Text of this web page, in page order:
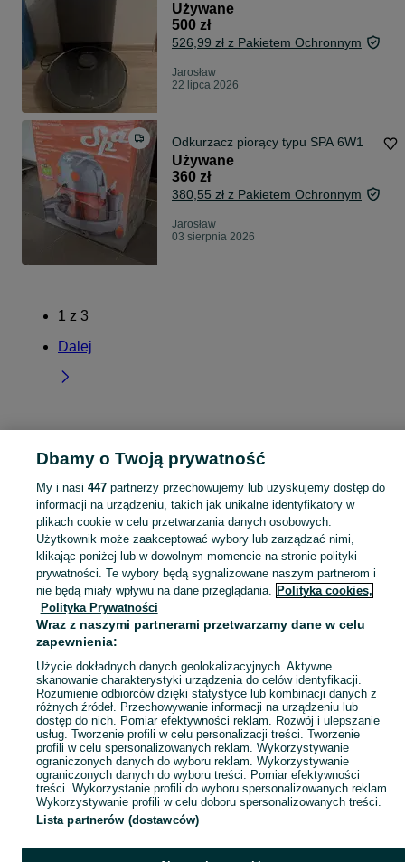
Używane
500 zł
526,99 zł z Pakietem Ochronnym
Jarosław
22 lipca 2026
Odkurzacz piorący typu SPA 6W1
Używane
360 zł
380,55 zł z Pakietem Ochronnym
Jarosław
03 sierpnia 2026
1 z 3
Dalej
Odkurzacze - Podkarpackie
Odkurzacze - Jarosław
KATEGORIA
Zobacz
Mapa kategorii
Mapa miejscowości
Mapa ministron
Popularne wyszukiwania
Dbamy o Twoją prywatność
My i nasi 447partnerzy przechowujemy lub uzyskujemy dostęp do
informacji na urządzeniu, takich jak unikalne identyfikatory w
plikach cookie w celu przetwarzania danych osobowych.
Użytkownik może zaakceptować wybory lub zarządzać nimi,
klikając poniżej lub w dowolnym momencie na stronie polityki
prywatności. Te wybory będą sygnalizowane naszym partnerom i
nie będą miały wpływu na dane przeglądania. Polityka cookies,
Polityka Prywatności
Wraz z naszymi partnerami przetwarzamy dane w celu
zapewnienia:
Użycie dokładnych danych geolokalizacyjnych. Aktywne
skanowanie charakterystyki urządzenia do celów identyfikacji.
Rozumienie odbiorców dzięki statystyce lub kombinacji danych z
różnych źródeł. Przechowywanie informacji na urządzeniu lub
dostęp do nich. Pomiar efektywności reklam. Rozwój i ulepszanie
usług. Tworzenie profili w celu personalizacji treści. Tworzenie
profili w celu spersonalizowanych reklam. Wykorzystywanie
ograniczonych danych do wyboru reklam. Wykorzystywanie
ograniczonych danych do wyboru treści. Pomiar efektywności
treści. Wykorzystanie profili do wyboru spersonalizowanych reklam.
Wykorzystywanie profili w celu doboru spersonalizowanych treści.
Lista partnerów (dostawców)